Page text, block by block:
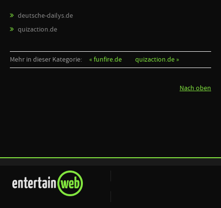
deutsche-dailys.de
quizaction.de
Mehr in dieser Kategorie: « funfire.de quizaction.de »
Nach oben